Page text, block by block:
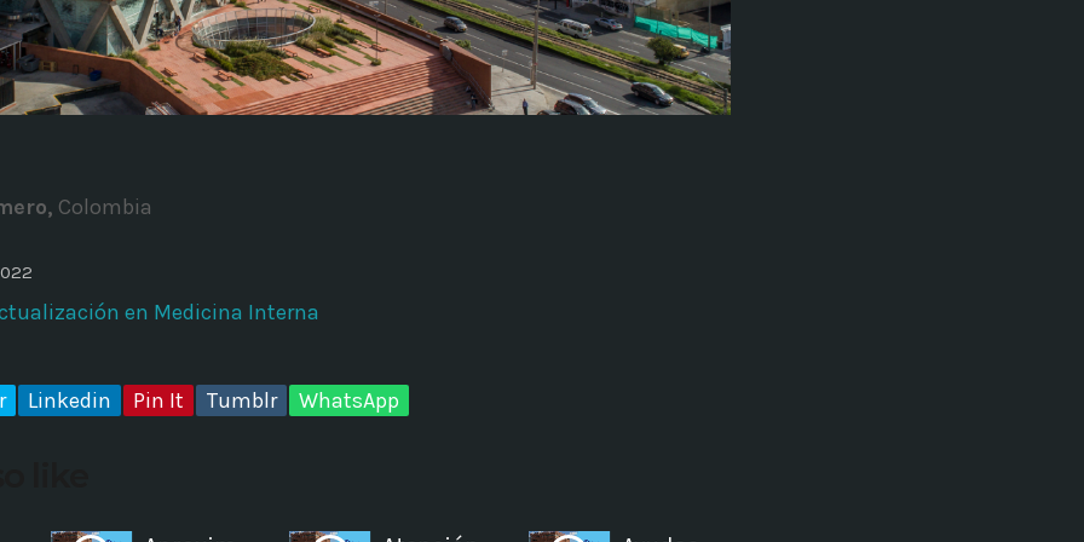
DESIGN ADMINISTRATOR
Validating Enterprise Architectures In The Current
Time
Colombia
en Medicina Interna
Linkedin Pin It Tumblr WhatsApp